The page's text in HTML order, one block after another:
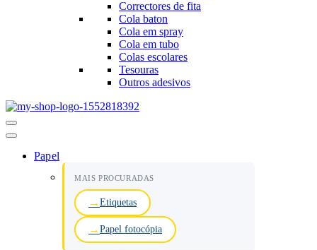
Correctores de fita
Cola baton
Cola em spray
Cola em tubo
Colas escolares
Tesouras
Outros adesivos
Menu
de
Papel
MAIS PROCURADAS
Etiquetas
Papel fotocópia